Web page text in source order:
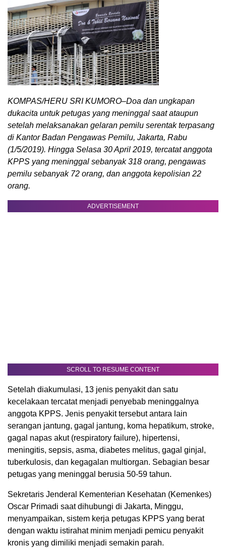
KOMPAS/HERU SRI KUMORO–Doa dan ungkapan
dukacita untuk petugas yang meninggal saat ataupun
setelah melaksanakan gelaran pemilu serentak terpasang
di Kantor Badan Pengawas Pemilu, Jakarta, Rabu
(1/5/2019). Hingga Selasa 30 April 2019, tercatat anggota
KPPS yang meninggal sebanyak 318 orang, pengawas
pemilu sebanyak 72 orang, dan anggota kepolisian 22
orang.
ADVERTISEMENT
SCROLL TO RESUME CONTENT
Setelah diakumulasi, 13 jenis penyakit dan satu
kecelakaan tercatat menjadi penyebab meninggalnya
anggota KPPS. Jenis penyakit tersebut antara lain
serangan jantung, gagal jantung, koma hepatikum, stroke,
gagal napas akut (respiratory failure), hipertensi,
meningitis, sepsis, asma, diabetes melitus, gagal ginjal,
tuberkulosis, dan kegagalan multiorgan. Sebagian besar
petugas yang meninggal berusia 50-59 tahun.
Sekretaris Jenderal Kementerian Kesehatan (Kemenkes)
Oscar Primadi saat dihubungi di Jakarta, Minggu,
menyampaikan, sistem kerja petugas KPPS yang berat
dengan waktu istirahat minim menjadi pemicu penyakit
kronis yang dimiliki menjadi semakin parah.